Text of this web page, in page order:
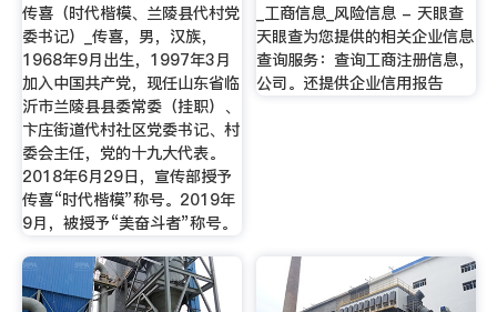
传喜（时代楷模、兰陵县代村党
委书记）_传喜，男，汉族，
1968年9月出生，1997年3月
加入中国共产党，现任山东省临
沂市兰陵县县委常委（挂职）、
卞庄街道代村社区党委书记、村
委会主任，党的十九大代表。
2018年6月29日，宣传部授予
传喜“时代楷模”称号。2019年
9月，被授予“美奋斗者”称号。
_工商信息_风险信息 - 天眼查
天眼查为您提供的相关企业信息
查询服务：查询工商注册信息，
公司。还提供企业信用报告